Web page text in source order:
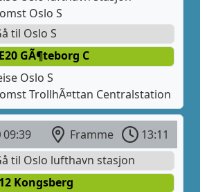
Oslo S
til Oslo S
GÃ¶teborg C
Oslo S
TrollhÃ¤ttan Centralstation
09:39 Framme
13:11
til Oslo lufthavn stasjon
Kongsberg